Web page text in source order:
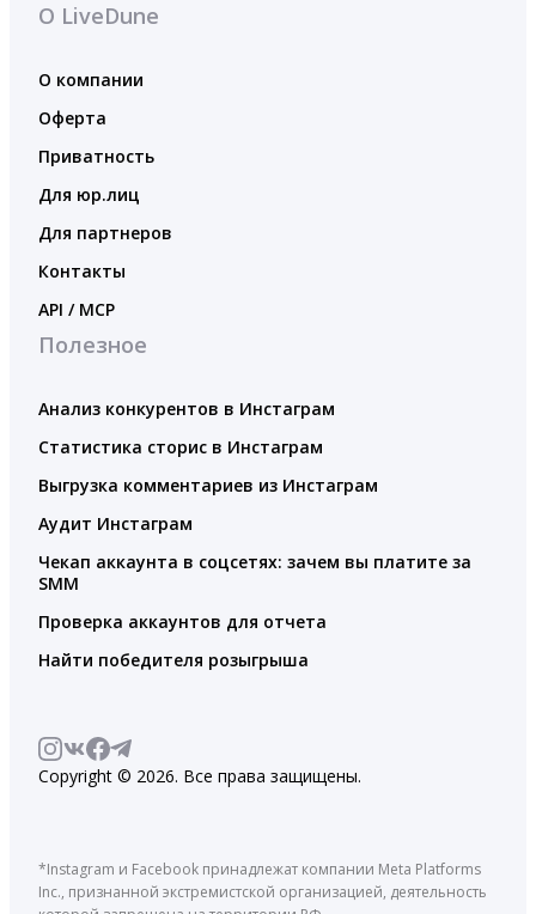
О LiveDune
О компании
Оферта
Приватность
Для юр.лиц
Для партнеров
Контакты
API / MCP
Полезное
Анализ конкурентов в Инстаграм
Статистика сторис в Инстаграм
Выгрузка комментариев из Инстаграм
Аудит Инстаграм
Чекап аккаунта в соцсетях: зачем вы платите за
SMM
Проверка аккаунтов для отчета
Найти победителя розыгрыша
Copyright © 2026. Все права защищены.
*Instagram и Facebook принадлежат компании Meta Platforms
Inc., признанной экстремистской организацией, деятельность